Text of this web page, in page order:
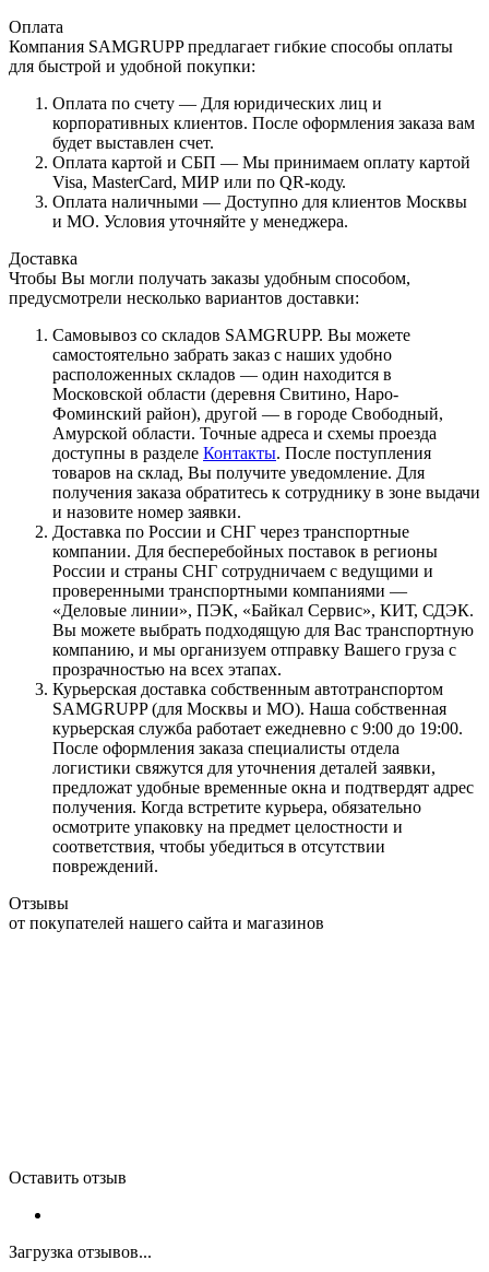
Оплата
Компания SAMGRUPP предлагает гибкие способы оплаты
для быстрой и удобной покупки:
Оплата по счету — Для юридических лиц и
корпоративных клиентов. После оформления заказа вам
будет выставлен счет.
Оплата картой и СБП — Мы принимаем оплату картой
Visa, MasterCard, МИР или по QR-коду.
Оплата наличными — Доступно для клиентов Москвы
и МО. Условия уточняйте у менеджера.
Доставка
Чтобы Вы могли получать заказы удобным способом,
предусмотрели несколько вариантов доставки:
Самовывоз со складов SAMGRUPP. Вы можете
самостоятельно забрать заказ с наших удобно
расположенных складов — один находится в
Московской области (деревня Свитино, Наро-
Фоминский район), другой — в городе Свободный,
Амурской области. Точные адреса и схемы проезда
доступны в разделе Контакты. После поступления
товаров на склад, Вы получите уведомление. Для
получения заказа обратитесь к сотруднику в зоне выдачи
и назовите номер заявки.
Доставка по России и СНГ через транспортные
компании. Для бесперебойных поставок в регионы
России и страны СНГ сотрудничаем с ведущими и
проверенными транспортными компаниями —
«Деловые линии», ПЭК, «Байкал Сервис», КИТ, СДЭК.
Вы можете выбрать подходящую для Вас транспортную
компанию, и мы организуем отправку Вашего груза с
прозрачностью на всех этапах.
Курьерская доставка собственным автотранспортом
SAMGRUPP (для Москвы и МО). Наша собственная
курьерская служба работает ежедневно с 9:00 до 19:00.
После оформления заказа специалисты отдела
логистики свяжутся для уточнения деталей заявки,
предложат удобные временные окна и подтвердят адрес
получения. Когда встретите курьера, обязательно
осмотрите упаковку на предмет целостности и
соответствия, чтобы убедиться в отсутствии
повреждений.
Отзывы
от покупателей нашего сайта и магазинов
Оставить отзыв
Загрузка отзывов...